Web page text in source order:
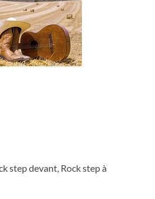
step devant, Rock step à